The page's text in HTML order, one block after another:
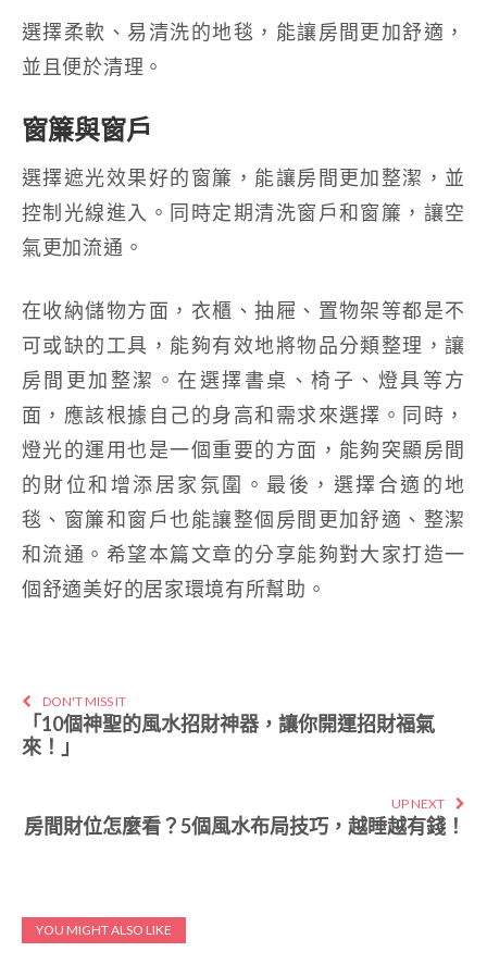
選擇柔軟、易清洗的地毯，能讓房間更加舒適，
並且便於清理。
窗簾與窗戶
選擇遮光效果好的窗簾，能讓房間更加整潔，並
控制光線進入。同時定期清洗窗戶和窗簾，讓空
氣更加流通。
在收納儲物方面，衣櫃、抽屜、置物架等都是不
可或缺的工具，能夠有效地將物品分類整理，讓
房間更加整潔。在選擇書桌、椅子、燈具等方
面，應該根據自己的身高和需求來選擇。同時，
燈光的運用也是一個重要的方面，能夠突顯房間
的財位和增添居家氛圍。最後，選擇合適的地
毯、窗簾和窗戶也能讓整個房間更加舒適、整潔
和流通。希望本篇文章的分享能夠對大家打造一
個舒適美好的居家環境有所幫助。
DON'T MISS IT
「10個神聖的風水招財神器，讓你開運招財福氣
來！」
UP NEXT
房間財位怎麼看？5個風水布局技巧，越睡越有錢！
YOU MIGHT ALSO LIKE